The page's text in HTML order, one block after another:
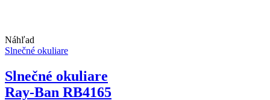
Náhľad
Slnečné okuliare
Slnečné okuliare
Ray-Ban RB4165